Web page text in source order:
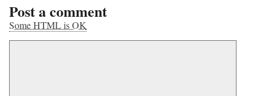
Post a comment
Some HTML is OK